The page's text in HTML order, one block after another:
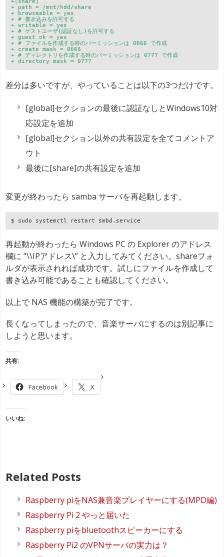
+[share]
+ path = /mnt/hdd/share
+ browseable = yes
+ # 書き込みを許可する
+ writable = yes
+ # ゲストユーザ(認証なし)を許可する
+ guest ok = yes
+ # ファイルを作成する時のパーミッションは 0666 で作成
+ create mask = 0666
+ # ディレクトリを作成する時のパーミッションは 0777 で作成
+ directory mask = 0777
差分は多いですが、やっていることは以下の3つだけです。
[global]セクションの最後に認証なしとWindows10対
応設定を追加
[global]セクション以外の共有設定を全てコメントア
ウト
最後に[share]の共有設定を追加
変更が終わったら samba サーバを再起動します。
$ sudo systemctl restart smbd.service
再起動が終わったら Windows PC の Explorer のアドレス
欄に “\\IPアドレス\” と入力してみてください。shareフォ
ルダが表示されれば成功です。試しにファイルを作成して
書き込み可能であることも確認してください。
以上で NAS 機能の構築が完了です。
長くなってしまったので、音楽サーバにするのは別記事に
しようと思います。
共有:
Facebook X
いいね:
Related Posts
Raspberry piをNAS兼音楽プレイヤーにする(MPD編)
Raspberry Pi 2 やっと届いた
Raspberry piをbluetoothスピーカーにする
Raspberry Pi2 のVPNサーバの実力は？